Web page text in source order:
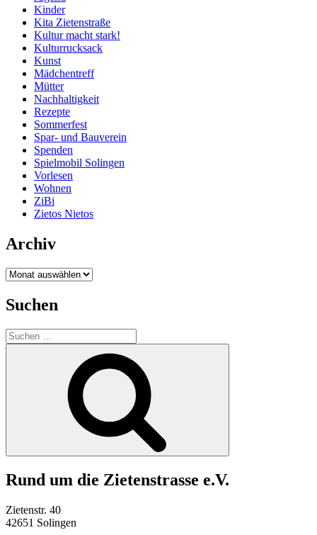
Kinder
Kita Zietenstraße
Kultur macht stark!
Kulturrucksack
Kunst
Mädchentreff
Mütter
Nachhaltigkeit
Rezepte
Sommerfest
Spar- und Bauverein
Spenden
Spielmobil Solingen
Vorlesen
Wohnen
ZiBi
Zietos Nietos
Archiv
Archiv
Suchen
Suchen
nach:
Rund um die Zietenstrasse e.V.
Zietenstr. 40
42651 Solingen